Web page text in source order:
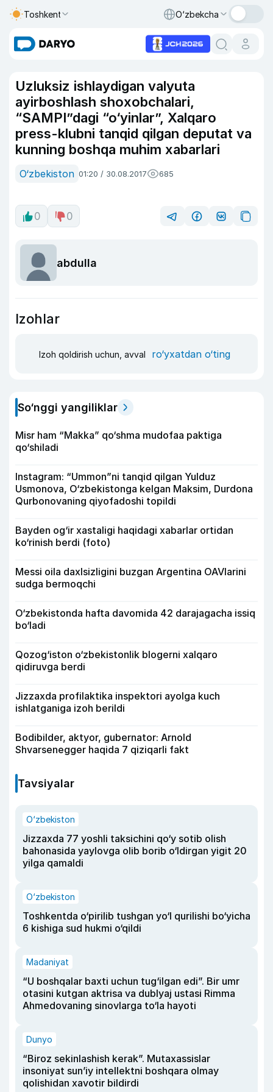
Toshkent O‘zbekcha
Uzluksiz ishlaydigan valyuta
ayirboshlash shoxobchalari,
“SAMPI”dagi “o‘yinlar”, Xalqaro
press-klubni tanqid qilgan deputat va
kunning boshqa muhim xabarlari
O‘zbekiston 01:20 / 30.08.2017 685
0 0
abdulla
Izohlar
Izoh qoldirish uchun, avval ro‘yxatdan o‘ting
So‘nggi yangiliklar
Misr ham “Makka” qo‘shma mudofaa paktiga
qo‘shiladi
Instagram: “Ummon”ni tanqid qilgan Yulduz
Usmonova, O‘zbekistonga kelgan Maksim, Durdona
Qurbonovaning qiyofadoshi topildi
Bayden og‘ir xastaligi haqidagi xabarlar ortidan
ko‘rinish berdi (foto)
Messi oila daxlsizligini buzgan Argentina OAVlarini
sudga bermoqchi
O‘zbekistonda hafta davomida 42 darajagacha issiq
bo‘ladi
Qozog‘iston o‘zbekistonlik blogerni xalqaro
qidiruvga berdi
Jizzaxda profilaktika inspektori ayolga kuch
ishlatganiga izoh berildi
Bodibilder, aktyor, gubernator: Arnold
Shvarsenegger haqida 7 qiziqarli fakt
Tavsiyalar
O‘zbekiston
Jizzaxda 77 yoshli taksichini qo‘y sotib olish
bahonasida yaylovga olib borib o‘ldirgan yigit 20
yilga qamaldi
O‘zbekiston
Toshkentda o‘pirilib tushgan yo‘l qurilishi bo‘yicha
6 kishiga sud hukmi o‘qildi
Madaniyat
“U boshqalar baxti uchun tug‘ilgan edi”. Bir umr
otasini kutgan aktrisa va dublyaj ustasi Rimma
Ahmedovaning sinovlarga to‘la hayoti
Dunyo
“Biroz sekinlashish kerak”. Mutaxassislar
insoniyat sun’iy intellektni boshqara olmay
qolishidan xavotir bildirdi